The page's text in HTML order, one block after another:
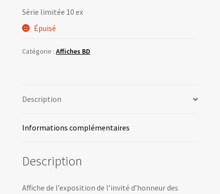
Série limitée 10 ex
Épuisé
Catégorie : Affiches BD
Description
Informations complémentaires
Description
Affiche de l’exposition de l’invité d’honneur des